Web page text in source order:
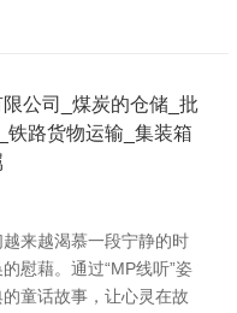
公司_煤炭的仓储_批
铁路货物运输_集装箱
来越渴慕一段宁静的时
慰藉。通过“MP线听”姿
童话故事，让心灵在故